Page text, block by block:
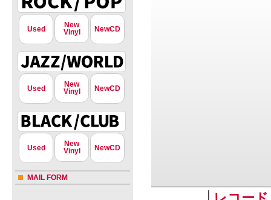
Used
New
Vinyl
NewCD
Used
New
Vinyl
NewCD
Used
New
Vinyl
NewCD
MAIL FORM